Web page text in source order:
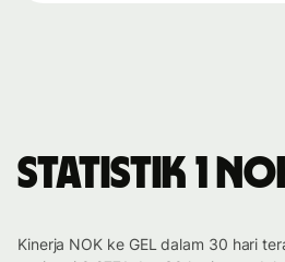
Statistik 1
Kinerja NOK ke GEL dalam 30 hari